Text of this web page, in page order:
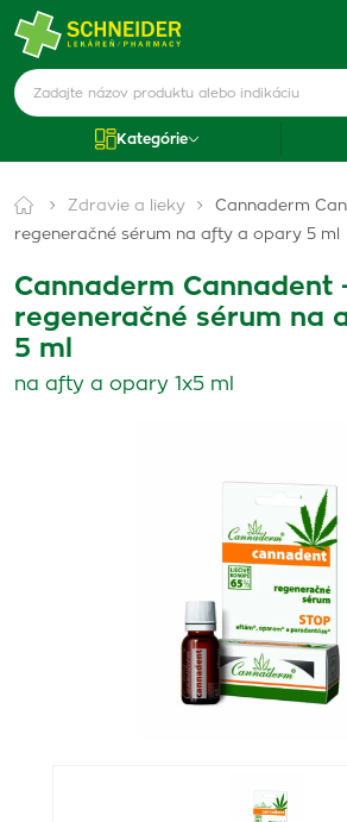
Kategórie
Zdravie a lieky
Cannaderm
regeneračné sérum na afty a opary 5 ml
Cannaderm Cannadent
regeneračné sérum na
5 ml
na afty a opary 1x5 ml